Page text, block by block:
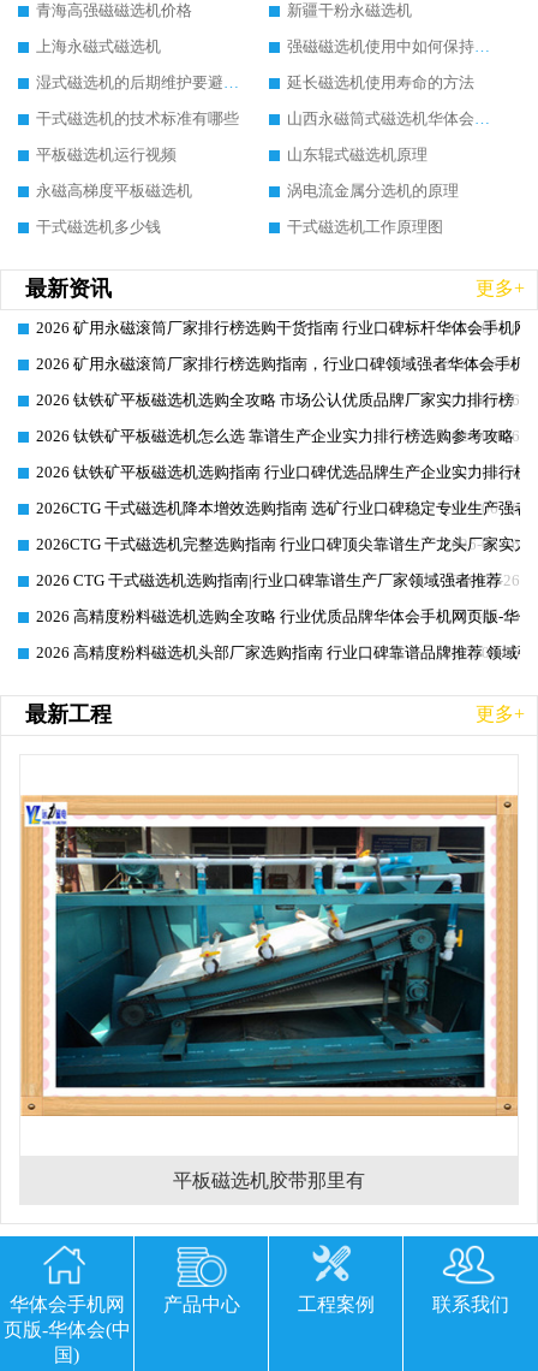
青海高强磁磁选机价格
新疆干粉永磁选机
上海永磁式磁选机
强磁磁选机使用中如何保持其顺畅运行
湿式磁选机的后期维护要避开哪些坑
延长磁选机使用寿命的方法
干式磁选机的技术标准有哪些
山西永磁筒式磁选机华体会手机网页版-华体会(中国)
平板磁选机运行视频
山东辊式磁选机原理
永磁高梯度平板磁选机
涡电流金属分选机的原理
干式磁选机多少钱
干式磁选机工作原理图
最新资讯 更多+
2026-06-26
2026 矿用永磁滚筒厂家排行榜选购干货指南 行业口碑标杆华体会手机网
2026-06-26
2026 矿用永磁滚筒厂家排行榜选购指南，行业口碑领域强者华体会手机
2026-06-26
2026 钛铁矿平板磁选机选购全攻略 市场公认优质品牌厂家实力排行榜
2026-06-26
2026 钛铁矿平板磁选机怎么选 靠谱生产企业实力排行榜选购参考攻略
2026-06-26
2026 钛铁矿平板磁选机选购指南 行业口碑优选品牌生产企业实力排行榜
2026-06-26
2026CTG 干式磁选机降本增效选购指南 选矿行业口碑稳定专业生产强者
2026-06-26
2026CTG 干式磁选机完整选购指南 行业口碑顶尖靠谱生产龙头厂家实力
2026-06-26
2026 CTG 干式磁选机选购指南|行业口碑靠谱生产厂家领域强者推荐
2026-06-26
2026 高精度粉料磁选机选购全攻略 行业优质品牌华体会手机网页版-华
2026-06-26
2026 高精度粉料磁选机头部厂家选购指南 行业口碑靠谱品牌推荐 领域
最新工程 更多+
平板磁选机胶带那里有
欢迎您留下宝贵的意见或建议
华体会手机网
页版-华体会(中
国)
产品中心 工程案例 联系我们